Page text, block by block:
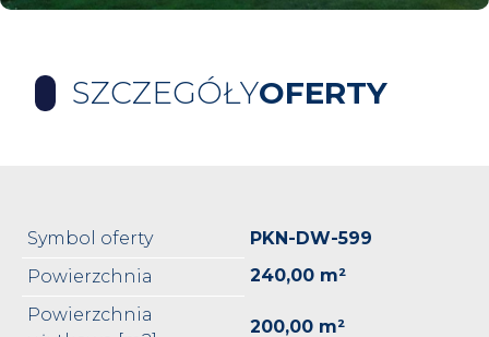
SZCZEGÓŁYOFERTY
Symbol oferty
PKN-DW-599
Powierzchnia
240,00 m²
Powierzchnia
200,00 m²